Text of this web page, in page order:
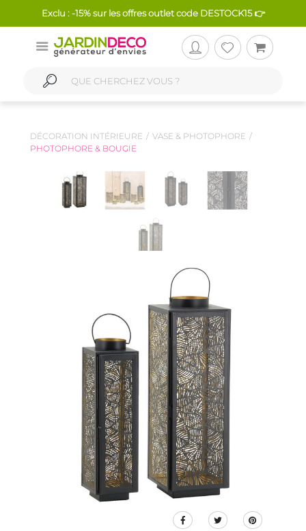
Exclu : -15% sur les offres outlet code DESTOCK15 👉
DÉCORATION INTÉRIEURE
VASE & PHOTOPHORE
PHOTOPHORE & BOUGIE